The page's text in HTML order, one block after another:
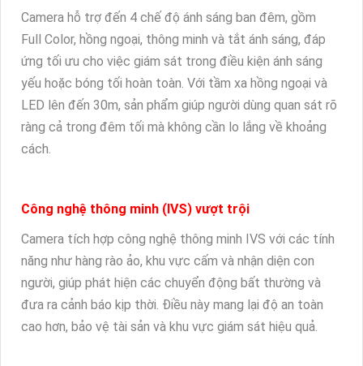
Camera hỗ trợ đến 4 chế độ ánh sáng ban đêm, gồm
Full Color, hồng ngoại, thông minh và tắt ánh sáng, đáp
ứng tối ưu cho việc giám sát trong điều kiện ánh sáng
yếu hoặc bóng tối hoàn toàn. Với tầm xa hồng ngoại và
LED lên đến 30m, sản phẩm giúp người dùng quan sát rõ
ràng cả trong đêm tối mà không cần lo lắng về khoảng
cách.
Công nghệ thông minh (IVS) vượt trội
Camera tích hợp công nghệ thông minh IVS với các tính
năng như hàng rào ảo, khu vực cấm và nhận diện con
người, giúp phát hiện các chuyển động bất thường và
đưa ra cảnh báo kịp thời. Điều này mang lại độ an toàn
cao hơn, bảo vệ tài sản và khu vực giám sát hiệu quả.